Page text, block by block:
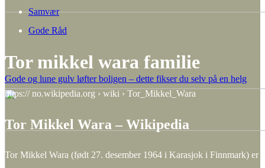
Gode og lune gulv løfter boligen – dette fikser du selv på en helg
Samvær
Gode Råd
Tor mikkel wara familie
https:// no.wikipedia.org › wiki › Tor_Mikkel_Wara
Tor Mikkel Wara – Wikipedia
Tor Mikkel Wara (født 27. desember 1964 i Karasjok i Finnmark) er